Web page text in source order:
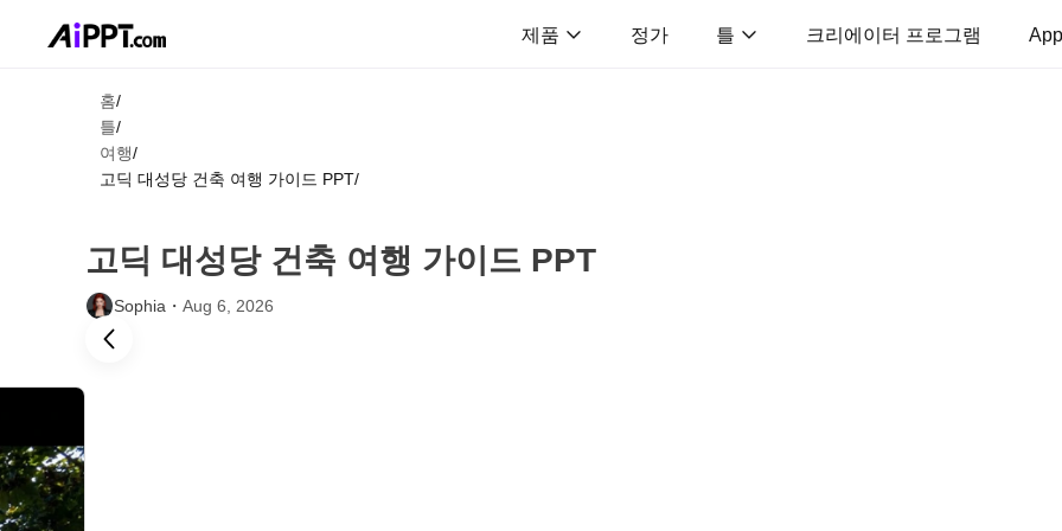
제품 정가 틀 크리에이터 프로그램
홈/
틀/
여행/
고딕 대성당 건축 여행 가이드 PPT/
고딕 대성당 건축 여행 가이드 PPT
Sophia・ Aug 6, 2026